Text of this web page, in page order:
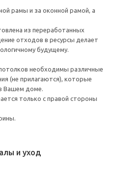
рамы и за оконной рамой, а
из переработанных
отходов в ресурсы делает
будущему.
необходимы различные
(не прилагаются), которые
Вашем доме.
только с правой стороны
и уход